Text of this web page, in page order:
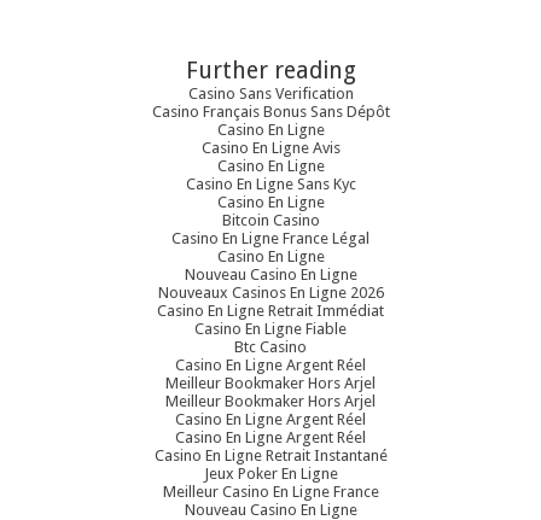
Further reading
Casino Sans Verification
Casino Français Bonus Sans Dépôt
Casino En Ligne
Casino En Ligne Avis
Casino En Ligne
Casino En Ligne Sans Kyc
Casino En Ligne
Bitcoin Casino
Casino En Ligne France Légal
Casino En Ligne
Nouveau Casino En Ligne
Nouveaux Casinos En Ligne 2026
Casino En Ligne Retrait Immédiat
Casino En Ligne Fiable
Btc Casino
Casino En Ligne Argent Réel
Meilleur Bookmaker Hors Arjel
Meilleur Bookmaker Hors Arjel
Casino En Ligne Argent Réel
Casino En Ligne Argent Réel
Casino En Ligne Retrait Instantané
Jeux Poker En Ligne
Meilleur Casino En Ligne France
Nouveau Casino En Ligne